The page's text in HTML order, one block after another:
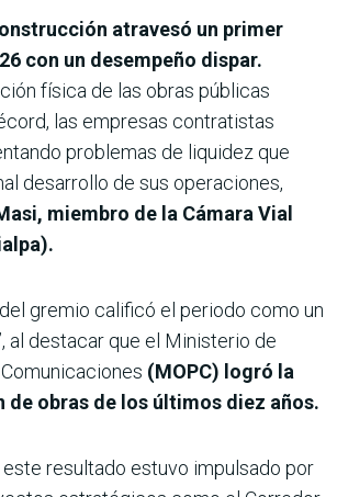
atravesó un primer
con un desempeño dispar.
física de las obras públicas
las empresas contratistas
problemas de liquidez que
desarrollo de sus operaciones,
miembro de la Cámara Vial
gremio calificó el periodo como un
al destacar que el Ministerio de
(MOPC) logró la
de obras de los últimos diez años.
resultado estuvo impulsado por